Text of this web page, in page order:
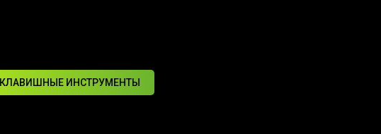
КЛАВИШНЫЕ ИНСТРУМЕНТЫ